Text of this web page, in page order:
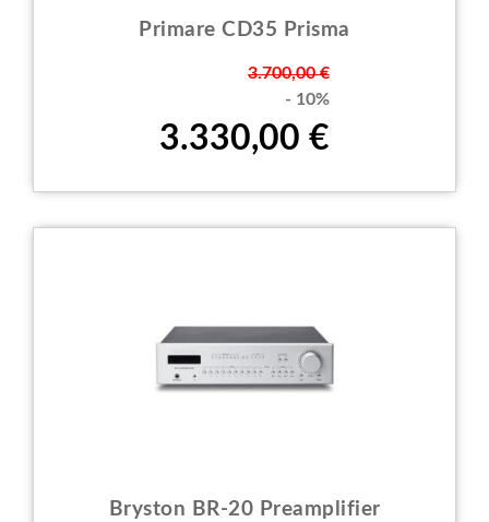
Primare CD35 Prisma
3.700,00 €
- 10%
3.330,00 €
Bryston BR-20 Preamplifier